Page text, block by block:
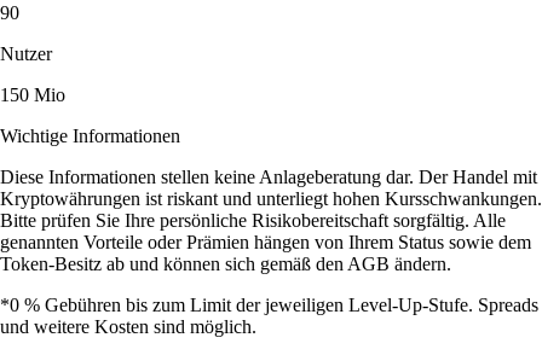
90
Nutzer
150 Mio
Wichtige Informationen
Diese Informationen stellen keine Anlageberatung dar. Der Handel mit
Kryptowährungen ist riskant und unterliegt hohen Kursschwankungen.
Bitte prüfen Sie Ihre persönliche Risikobereitschaft sorgfältig. Alle
genannten Vorteile oder Prämien hängen von Ihrem Status sowie dem
Token-Besitz ab und können sich gemäß den AGB ändern.
*0 % Gebühren bis zum Limit der jeweiligen Level-Up-Stufe. Spreads
und weitere Kosten sind möglich.